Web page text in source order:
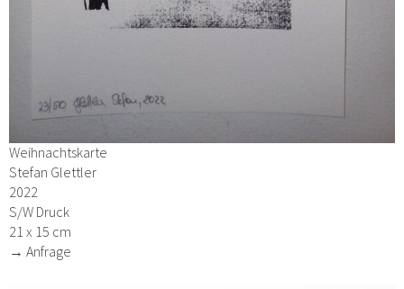
Weihnachtskarte
Stefan Glettler
2022
S/W Druck
21 x 15 cm
→ Anfrage